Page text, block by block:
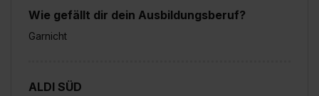
Wie gefällt dir dein Ausbildungsberuf?
Garnicht
ALDI SÜD